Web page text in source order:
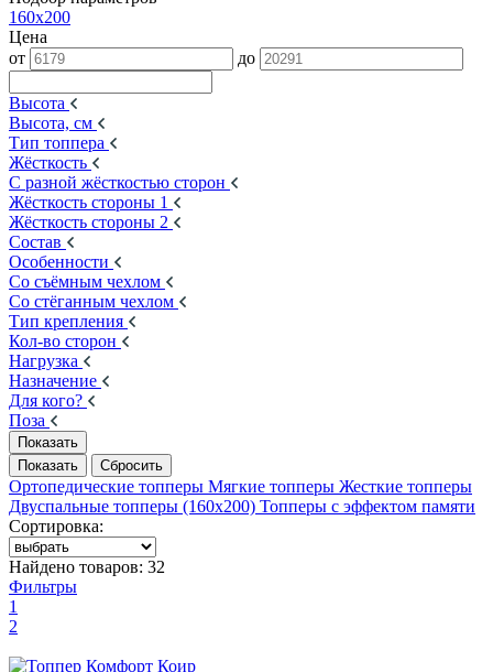
160x200
Цена
от
до
Высота
Высота, см
Тип топпера
Жёсткость
С разной жёсткостью сторон
Жёсткость стороны 1
Жёсткость стороны 2
Состав
Особенности
Со съёмным чехлом
Со стёганным чехлом
Тип крепления
Кол-во сторон
Нагрузка
Назначение
Для кого?
Поза
Ортопедические топперы Мягкие топперы Жесткие топперы
Двуспальные топперы (160х200) Топперы с эффектом памяти
Сортировка:
Найдено товаров: 32
Фильтры
1
2